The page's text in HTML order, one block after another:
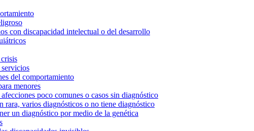
con discapacidad intelectual o del desarrollo
del comportamiento
menores
poco comunes o casos sin diagnóstico
rara, varios diagnósticos o no tiene diagnóstico
un diagnóstico por medio de la genética